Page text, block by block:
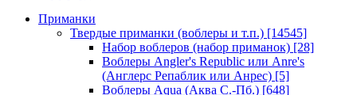
Приманки
Твердые приманки (воблеры и т.п.) [14545]
Набор воблеров (набор приманок) [28]
Воблеры Angler's Republic или Anre's
(Англерс Репаблик или Анрес) [5]
Воблеры Aqua (Аква С.-Пб.) [648]